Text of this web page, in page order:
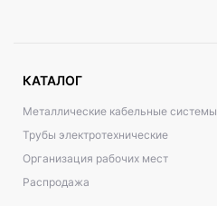
КАТАЛОГ
Металлические кабельные системы
Трубы электротехнические
Организация рабочих мест
Распродажа